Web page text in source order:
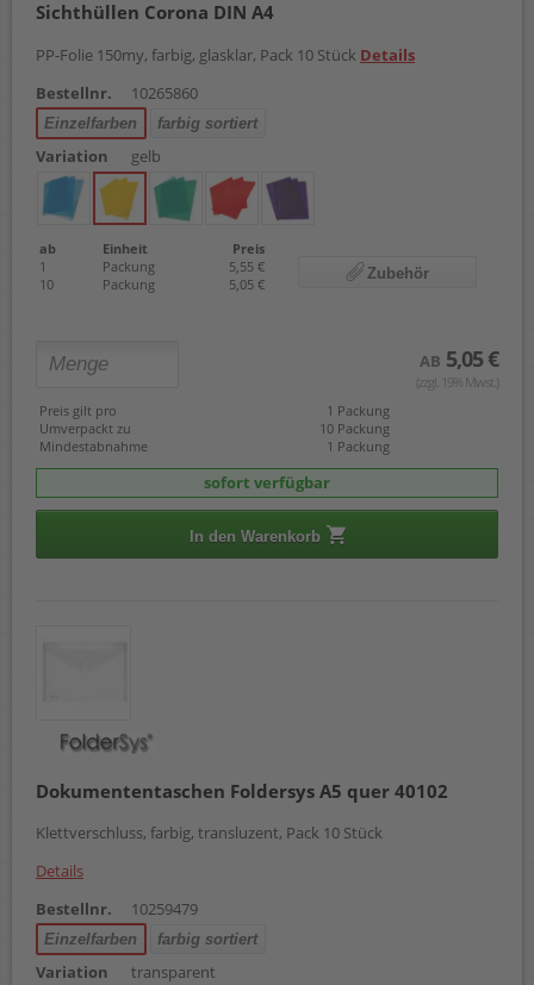
Sichthüllen Corona DIN A4
PP-Folie 150my, farbig, glasklar, Pack 10 Stück Details
Bestellnr.
10265860
Einzelfarben farbig sortiert
Variation gelb
ab Einheit
Preis
1
Packung
5,55 €
10
Packung 5,05 €
Zubehör
AB 5,05 €
(zzgl. 19% Mwst.)
Preis gilt pro
1 Packung
Umverpackt zu
10 Packung
Mindestabnahme
1 Packung
sofort verfügbar
In den Warenkorb
Dokumententaschen Foldersys A5 quer 40102
Klettverschluss, farbig, transluzent, Pack 10 Stück
Details
Bestellnr.
10259479
Einzelfarben farbig sortiert
Variation transparent